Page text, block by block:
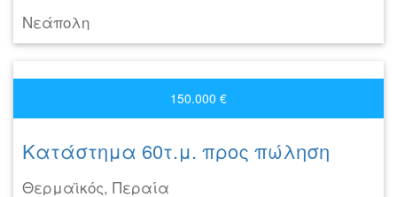
Νεάπολη
150.000 €
Κατάστημα 60τ.μ. προς πώληση
Θερμαϊκός, Περαία